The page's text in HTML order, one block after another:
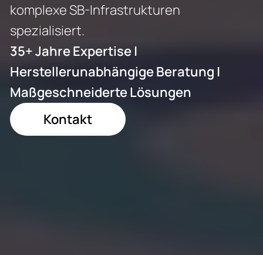
komplexe SB-Infrastrukturen
spezialisiert.
35+ Jahre Expertise |
Herstellerunabhängige Beratung |
Maßgeschneiderte Lösungen
Kontakt